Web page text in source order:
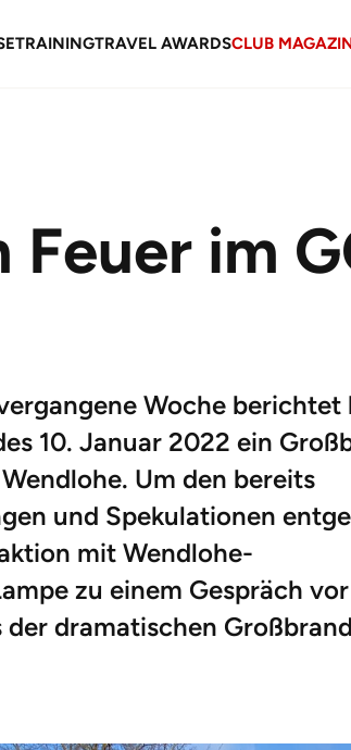
TRAININGTRAVEL AWARDSCLUB
Feuer im
Woche berichtet
10. Januar 2022 ein
Um den bereits
und Spekulationen
mit Wendlohe-
zu einem Gespräch
dramatischen